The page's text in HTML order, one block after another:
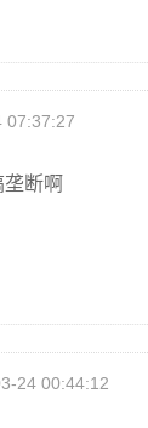
07:37:27
断啊
24 00:44:12